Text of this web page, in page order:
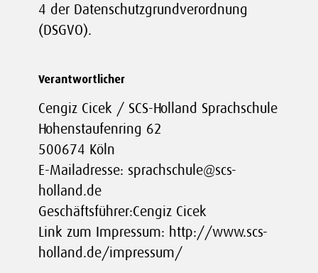
4 der Datenschutzgrundverordnung
(DSGVO).
Verantwortlicher
Cengiz Cicek / SCS-Holland Sprachschule
Hohenstaufenring 62
500674 Köln
E-Mailadresse: sprachschule@scs-
holland.de
Geschäftsführer:Cengiz Cicek
Link zum Impressum: http://www.scs-
holland.de/impressum/